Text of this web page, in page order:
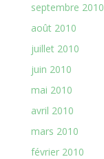
septembre 2010
août 2010
juillet 2010
juin 2010
mai 2010
avril 2010
mars 2010
février 2010